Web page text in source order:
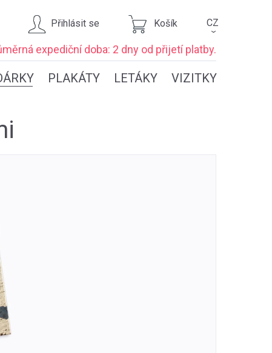
Přihlásit se Košík CZ
›
expedičnídoba: 2 dny od přijetí platby.
PLAKÁTY LETÁKY VIZITKY